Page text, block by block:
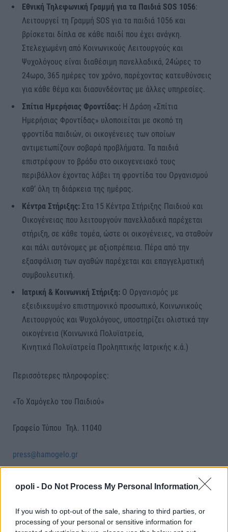
opoli - Do Not Process My Personal Information
If you wish to opt-out of the sale, sharing to third parties, or
processing of your personal or sensitive information for
Εθνική Τηλεφωνική Γραμμή για τα Παιδιά SOS 1056:
Λειτουργεί τη Γραμμή SOS για τα παιδιά 1056 και
βρίσκεται δίπλα σε κάθε παιδί που έχει ανάγκη.
Στελεχωμένη από Κοινωνικούς Λειτουργούς και
Ψυχολόγους είναι διαθέσιμη πανελλαδικά, 24ώρες το
24ωρο, 365 ημέρες τον χρόνο, παρέχοντας κατευθύνσεις
για κάθε θέμα και διασυνδέοντας με άλλες υπηρεσίες.
Σπίτια Ημερήσιας Φροντίδας: Η Δράση «Σπίτια
Ημερήσιας Φροντίδας» υλοποιείται με σκοπό τη
φροντίδα παιδιών, οι οικογένειες των οποίων
αντιμετωπίζουν σοβαρά προβλήματα. Τα παιδιά
επιστρέφουν το βράδυ στο οικογενειακό τους
περιβάλλον έχοντας λάβει τη φροντίδα του Οργανισμού
καθ’ όλη τη διάρκεια της ημέρας.
Κέντρα Στήριξης: Στα 15 Κέντρα Στήριξης Παιδιού και
Οικογένειας που λειτουργούν πανελλαδικά παρέχεται
στήριξη, σε κάθε τομέα, ώστε οι οικογένειες, να σταθούν
και πάλι αυτόνομες με αξιοπρέπεια. Πέρα από την
εξασφάλιση των αγαθών παρέχεται και επαγγελματική
συμβουλευτική.
Ιατρική & Κοινωνική Στήριξη: O Οργανισμός με
εξειδικευμένο επιστημονικό προσωπικό, Κοινωνικούς
Λειτουργούς και Ψυχολόγους, υποστηρίζει ολιστικά την
οικογένεια (Κοινωνικά Πολυϊατρεία,
Κινητικά Πολυϊατρεία Προληπτικής Ιατρικής κ.ά.)
Περισσότερες πληροφορίες:
«Το Χαμόγελο του Παιδιού»
Γραφείο Τύπου Τηλ. 11040
press@hamogelo.gr